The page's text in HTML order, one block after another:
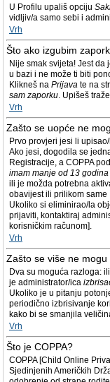
U Profilu upališ opciju
vidljiv/a samo sebi i
Vrh
Što ako izgubim
Nije smak svijeta! Jest
u bazi i ne može ti biti
Klikneš na Prijava te na
sam zaporku. Upišeš
Vrh
Zašto se uopće ne
Prvo provjeri jesi li
Ako jesi, dogodila se
Registracije, a COPPA
imam manje od 13 godina
ili je možda potrebna
obavijest ili prilikom
Ukoliko si eliminirao/la
prijaviti, kontaktiraj
korisničkim računom].
Vrh
Zašto se više ne mogu
Dva su moguća razloga:
je administrator/ica
Ukoliko je u pitanju
periodično izbrisivanje
kako bi se smanjila
Vrh
Što je COPPA?
COPPA [Child Online
Sjedinjenih Američkih